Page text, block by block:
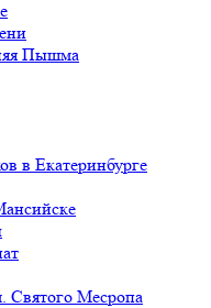
Пышма
в Екатеринбурге
Святого Месропа